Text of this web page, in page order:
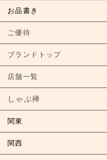
お品書き
ご優待
ブランドトップ
店舗一覧
しゃぶ禅
関東
関西